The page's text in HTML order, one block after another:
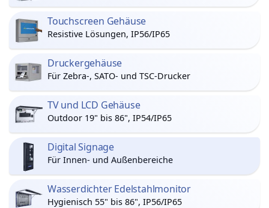
Touchscreen Gehäuse
Resistive Lösungen, IP56/IP65
Druckergehäuse
Für Zebra-, SATO- und TSC-Drucker
TV und LCD Gehäuse
Outdoor 19" bis 86", IP54/IP65
Digital Signage
Für Innen- und Außenbereiche
Wasserdichter Edelstahlmonitor
Hygienisch 55" bis 86", IP56/IP65